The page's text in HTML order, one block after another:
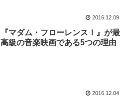
2016.12.09
『マダム・フローレンス！』が最
高級の音楽映画である5つの理由
2016.12.04